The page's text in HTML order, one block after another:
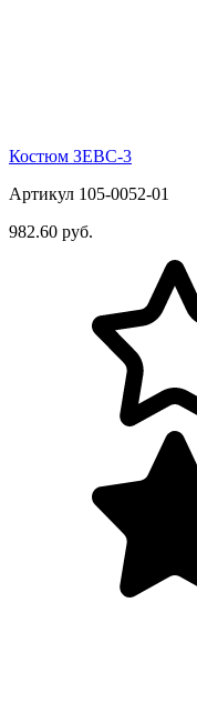
Костюм ЗЕВС-3
Артикул 105-0052-01
982.60 руб.